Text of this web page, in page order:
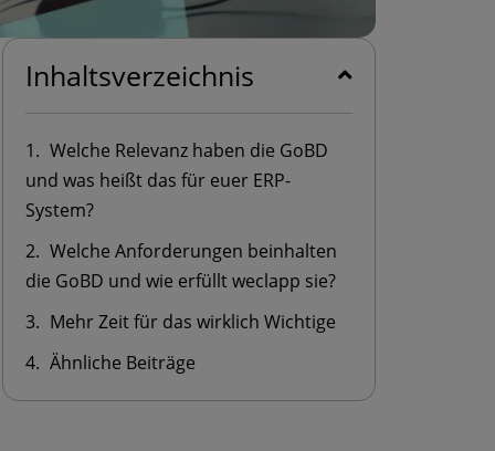
Inhaltsverzeichnis
Welche Relevanz haben die GoBD
und was heißt das für euer ERP-
System?
Welche Anforderungen beinhalten
die GoBD und wie erfüllt weclapp sie?
Mehr Zeit für das wirklich Wichtige
Ähnliche Beiträge